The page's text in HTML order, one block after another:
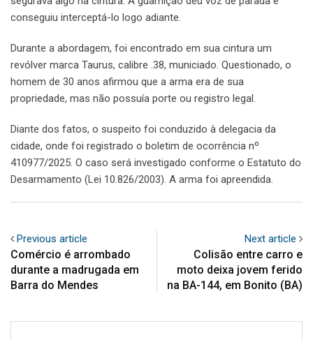
conseguiu interceptá-lo logo adiante.
Durante a abordagem, foi encontrado em sua cintura um
revólver marca Taurus, calibre .38, municiado. Questionado, o
homem de 30 anos afirmou que a arma era de sua
propriedade, mas não possuía porte ou registro legal.
Diante dos fatos, o suspeito foi conduzido à delegacia da
cidade, onde foi registrado o boletim de ocorrência nº
410977/2025. O caso será investigado conforme o Estatuto do
Desarmamento (Lei 10.826/2003). A arma foi apreendida.
Previous article
Comércio é arrombado
durante a madrugada em
Barra do Mendes
Next article
Colisão entre carro e
moto deixa jovem ferido
na BA-144, em Bonito (BA)